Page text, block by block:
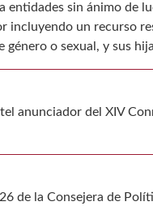
entidades sin ánimo de
un recurso
o sexual, y sus
anunciador del XIV
de la Consejera de